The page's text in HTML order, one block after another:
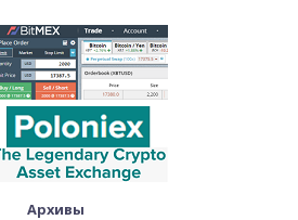
Архивы